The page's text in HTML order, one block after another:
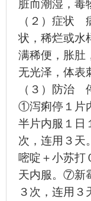
脏而潮湿，毒
（２）症状
状，稀烂或水
满稀便，胀肚
无光泽，体表
（３）防治
①泻痢停１片
半片内服１日
次，连用３
嘧啶＋小苏打
天内服。⑦新
３次，连用